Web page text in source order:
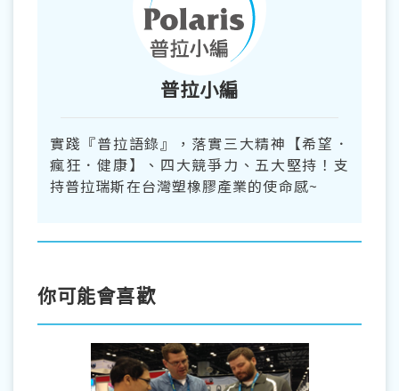
普拉小編
實踐『普拉語錄』，落實三大精神【希望．
瘋狂．健康】、四大競爭力、五大堅持！支
持普拉瑞斯在台灣塑橡膠產業的使命感~
你可能會喜歡